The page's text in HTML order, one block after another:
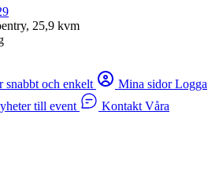
25,9 kvm
snabbt och enkelt Mina sidor Logga
till event Kontakt Våra